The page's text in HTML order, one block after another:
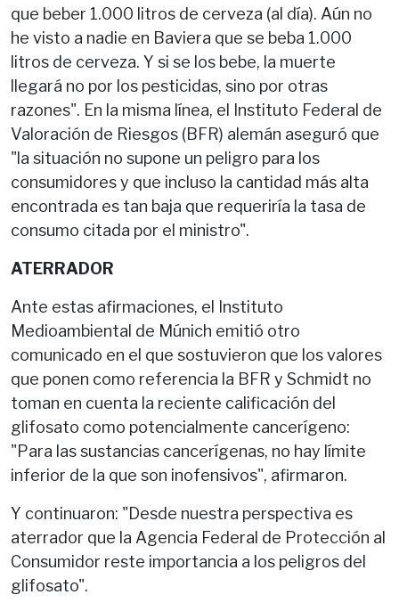
que beber 1.000 litros de cerveza (al día). Aún no
he visto a nadie en Baviera que se beba 1.000
litros de cerveza. Y si se los bebe, la muerte
llegará no por los pesticidas, sino por otras
razones". En la misma línea, el Instituto Federal de
Valoración de Riesgos (BFR) alemán aseguró que
"la situación no supone un peligro para los
consumidores y que incluso la cantidad más alta
encontrada es tan baja que requeriría la tasa de
consumo citada por el ministro".
ATERRADOR
Ante estas afirmaciones, el Instituto
Medioambiental de Múnich emitió otro
comunicado en el que sostuvieron que los valores
que ponen como referencia la BFR y Schmidt no
toman en cuenta la reciente calificación del
glifosato como potencialmente cancerígeno:
"Para las sustancias cancerígenas, no hay límite
inferior de la que son inofensivos", afirmaron.
Y continuaron: "Desde nuestra perspectiva es
aterrador que la Agencia Federal de Protección al
Consumidor reste importancia a los peligros del
glifosato".